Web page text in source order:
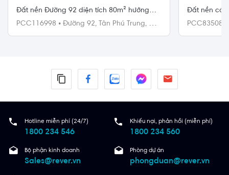
Đất nền Đường 92 diện tích 80m² hướng
bắc pháp lý sổ hồng.
PCC116998 • Đường 92, Tân Phú Trung, Củ
Đất nền có
8m, diện
PCC83508
Hotline miễn phí (24/7)
1800 234 546
Khiếu nại, phản hồi (miễn phí)
1800 234 560
Bộ phận kinh doanh
Sales@rever.vn
Phòng dự án
phongduan@rever.vn